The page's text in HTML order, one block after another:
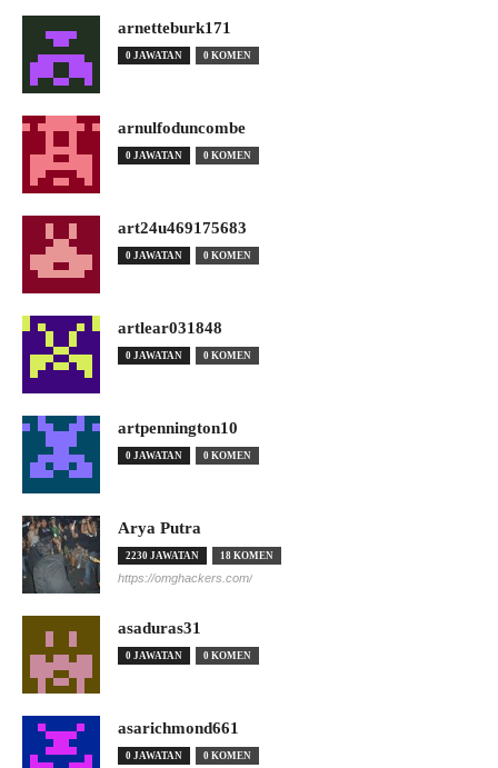
arnetteburk171
0 JAWATAN 0 KOMEN
arnulfoduncombe
0 JAWATAN 0 KOMEN
art24u469175683
0 JAWATAN 0 KOMEN
artlear031848
0 JAWATAN 0 KOMEN
artpennington10
0 JAWATAN 0 KOMEN
Arya Putra
2230 JAWATAN 18 KOMEN
https://omghackers.com/
asaduras31
0 JAWATAN 0 KOMEN
asarichmond661
0 JAWATAN 0 KOMEN